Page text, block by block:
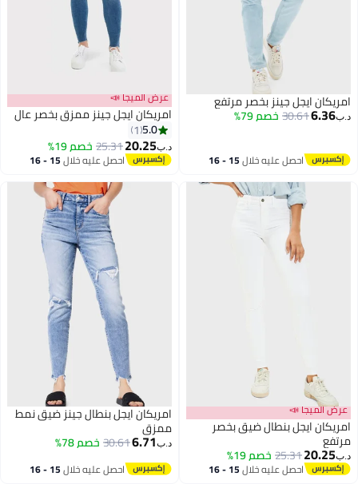
2
امريكان ايجل جينز بخصر مرتفع
د.ب‏6.36
30.61خصم 79%
احصل عليه خلال 15 - 16
عرض الميجا 📣
امريكان ايجل جينز ممزق بخصر عالٍ
5.0
1
د.ب‏20.25
25.31خصم 19%
احصل عليه خلال 15 - 16
عرض الميجا 📣
امريكان ايجل بنطال ضيق بخصر
مرتفع
د.ب‏20.25
25.31خصم 19%
احصل عليه خلال 15 - 16
امريكان ايجل بنطال جينز ضيق نمط
ممزق
د.ب‏6.71
30.61خصم 78%
احصل عليه خلال 15 - 16